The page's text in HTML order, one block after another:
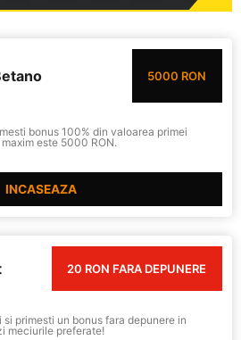
5000 RON
bonus 100% din valoarea primei
este 5000 RON.
INCASEAZA
20 RON FARA DEPUNERE
primesti un bonus fara depunere in
meciurile preferate!